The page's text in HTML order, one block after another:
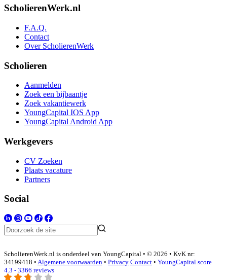
ScholierenWerk.nl
F.A.Q.
Contact
Over ScholierenWerk
Scholieren
Aanmelden
Zoek een bijbaantje
Zoek vakantiewerk
YoungCapital IOS App
YoungCapital Android App
Werkgevers
CV Zoeken
Plaats vacature
Partners
Social
ScholierenWerk.nl is onderdeel van YoungCapital • © 2026 • KvK nr:
34199418 • Algemene voorwaarden • Privacy Contact • YoungCapital score
4.3 - 3366 reviews